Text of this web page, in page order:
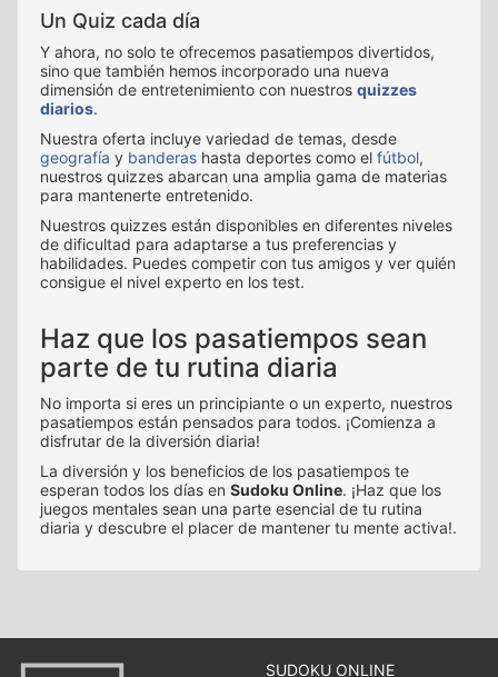
Un Quiz cada día
Y ahora, no solo te ofrecemos pasatiempos divertidos,
sino que también hemos incorporado una nueva
dimensión de entretenimiento con nuestros quizzes
diarios.
Nuestra oferta incluye variedad de temas, desde
geografía y banderas hasta deportes como el fútbol,
nuestros quizzes abarcan una amplia gama de materias
para mantenerte entretenido.
Nuestros quizzes están disponibles en diferentes niveles
de dificultad para adaptarse a tus preferencias y
habilidades. Puedes competir con tus amigos y ver quién
consigue el nivel experto en los test.
Haz que los pasatiempos sean
parte de tu rutina diaria
No importa si eres un principiante o un experto, nuestros
pasatiempos están pensados para todos. ¡Comienza a
disfrutar de la diversión diaria!
La diversión y los beneficios de los pasatiempos te
esperan todos los días en Sudoku Online. ¡Haz que los
juegos mentales sean una parte esencial de tu rutina
diaria y descubre el placer de mantener tu mente activa!.
SUDOKU ONLINE